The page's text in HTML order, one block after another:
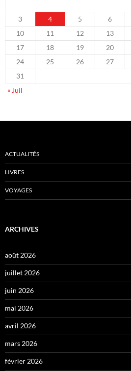
3
4 5 6
10
11 12 13
17
18 19 20
24
25 26 27
31
« Juil
ACTUALITÉS
LIVRES
VOYAGES
ARCHIVES
août 2026
juillet 2026
juin 2026
mai 2026
avril 2026
mars 2026
février 2026